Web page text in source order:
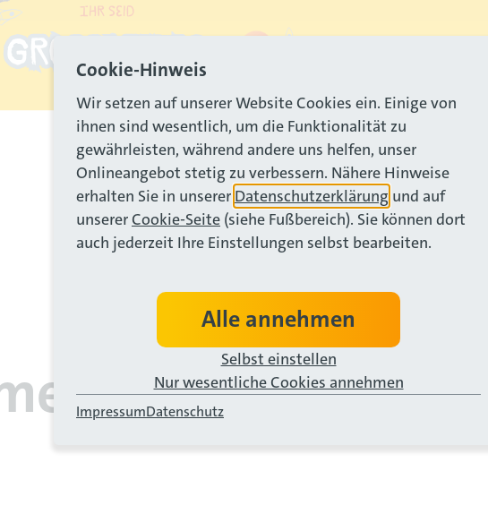
beim Essener
Cookie-Hinweis
Wir setzen auf unserer Website Cookies ein. Einige von
ihnen sind wesentlich, um die Funktionalität zu
gewährleisten, während andere uns helfen, unser
Onlineangebot stetig zu verbessern. Nähere Hinweise
erhalten Sie in unserer Datenschutzerklärung und auf
unsererCookie-Seite (siehe Fußbereich). Sie können dort
auch jederzeit Ihre Einstellungen selbst bearbeiten.
Alle annehmen
Selbst einstellen
Nur wesentliche Cookies annehmen
ImpressumDatenschutz